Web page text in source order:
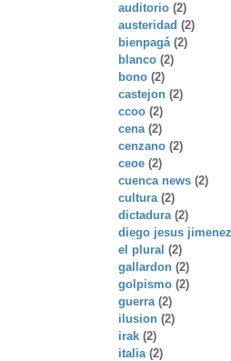
auditorio (2)
austeridad (2)
bienpagá (2)
blanco (2)
bono (2)
castejon (2)
ccoo (2)
cena (2)
cenzano (2)
ceoe (2)
cuenca news (2)
cultura (2)
dictadura (2)
diego jesus jimenez
el plural (2)
gallardon (2)
golpismo (2)
guerra (2)
ilusion (2)
irak (2)
italia (2)